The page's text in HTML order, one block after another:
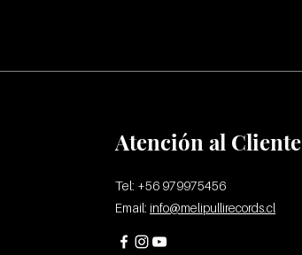
Atención al Cliente
Tel: +56 979975456
Email: info@melipullirecords.cl